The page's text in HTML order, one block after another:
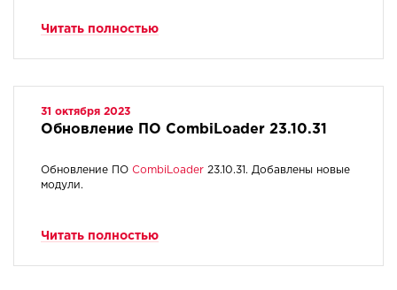
Читать полностью
31 октября 2023
Обновление ПО CombiLoader 23.10.31
Обновление ПО CombiLoader 23.10.31. Добавлены новые
модули.
Читать полностью